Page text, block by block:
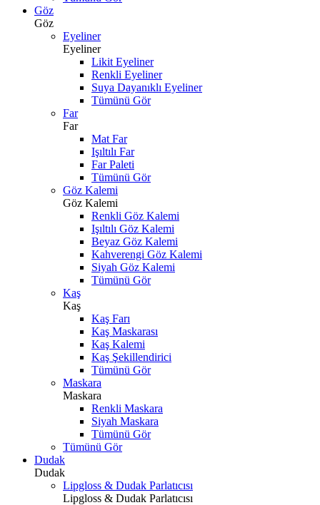
Göz
Göz
Eyeliner
Eyeliner
Likit Eyeliner
Renkli Eyeliner
Suya Dayanıklı Eyeliner
Tümünü Gör
Far
Far
Mat Far
Işıltılı Far
Far Paleti
Tümünü Gör
Göz Kalemi
Göz Kalemi
Renkli Göz Kalemi
Işıltılı Göz Kalemi
Beyaz Göz Kalemi
Kahverengi Göz Kalemi
Siyah Göz Kalemi
Tümünü Gör
Kaş
Kaş
Kaş Farı
Kaş Maskarası
Kaş Kalemi
Kaş Şekillendirici
Tümünü Gör
Maskara
Maskara
Renkli Maskara
Siyah Maskara
Tümünü Gör
Tümünü Gör
Dudak
Dudak
Lipgloss & Dudak Parlatıcısı
Lipgloss & Dudak Parlatıcısı